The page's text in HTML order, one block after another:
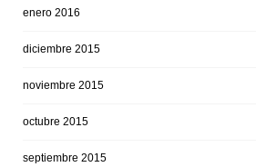
enero 2016
diciembre 2015
noviembre 2015
octubre 2015
septiembre 2015